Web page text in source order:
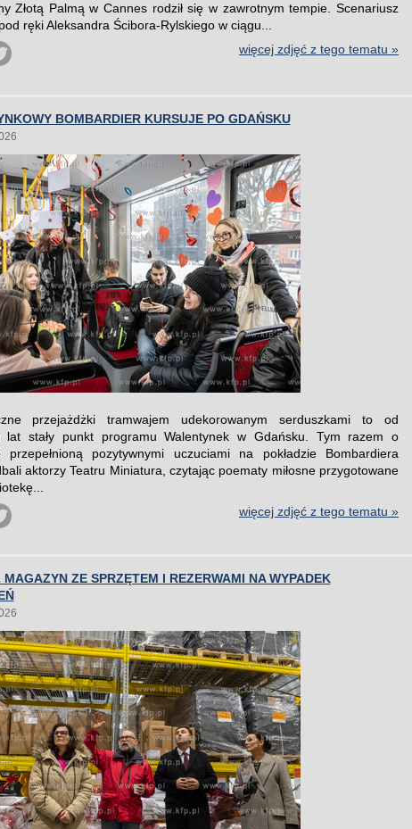
Złotą Palmą w Cannes rodził się w zawrotnym tempie. Scenariusz
ręki Aleksandra Ścibora-Rylskiego w ciągu...
więcej zdjęć z tego tematu »
BOMBARDIER KURSUJE PO GDAŃSKU
przejażdżki tramwajem udekorowanym serduszkami to od
lat stały punkt programu Walentynek w Gdańsku. Tym razem o
przepełnioną pozytywnymi uczuciami na pokładzie Bombardiera
aktorzy Teatru Miniatura, czytając poematy miłosne przygotowane
więcej zdjęć z tego tematu »
MAGAZYN ZE SPRZĘTEM I REZERWAMI NA WYPADEK